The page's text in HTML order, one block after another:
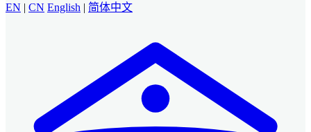
EN | CN English | 简体中文